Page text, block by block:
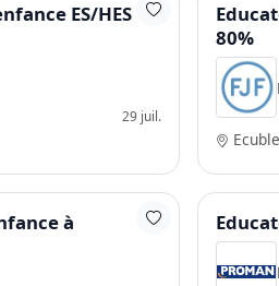
ES/HES
29 juil.
80%
à